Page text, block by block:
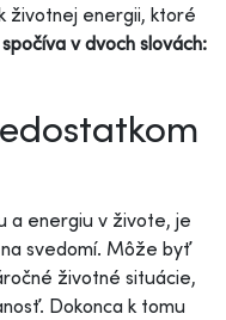
životnej energii, ktoré
v dvoch slovách:
a energiu v živote, je
svedomí. Môže byť
životné situácie,
Dokonca k tomu